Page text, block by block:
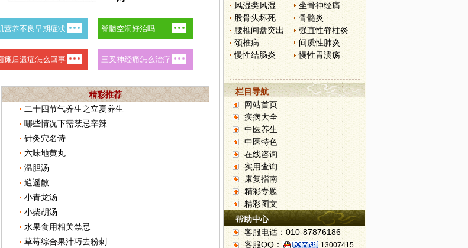
精彩推荐
二十四节气养生之立夏养生
哪些情况下需禁忌辛辣
针灸穴名诗
六味地黄丸
温胆汤
逍遥散
小青龙汤
小柴胡汤
水果食用相关禁忌
草莓综合果汁巧去粉刺
风湿类风湿
坐骨神经痛
股骨头坏死
骨髓炎
腰椎间盘突出
强直性脊柱炎
颈椎病
间质性肺炎
慢性结肠炎
慢性胃溃疡
栏目导航
网站首页
疾病大全
中医养生
中医特色
在线咨询
实用查询
康复指南
精彩专题
精彩图文
帮助中心
客服电话：010-87876186
客服QQ：
13007415